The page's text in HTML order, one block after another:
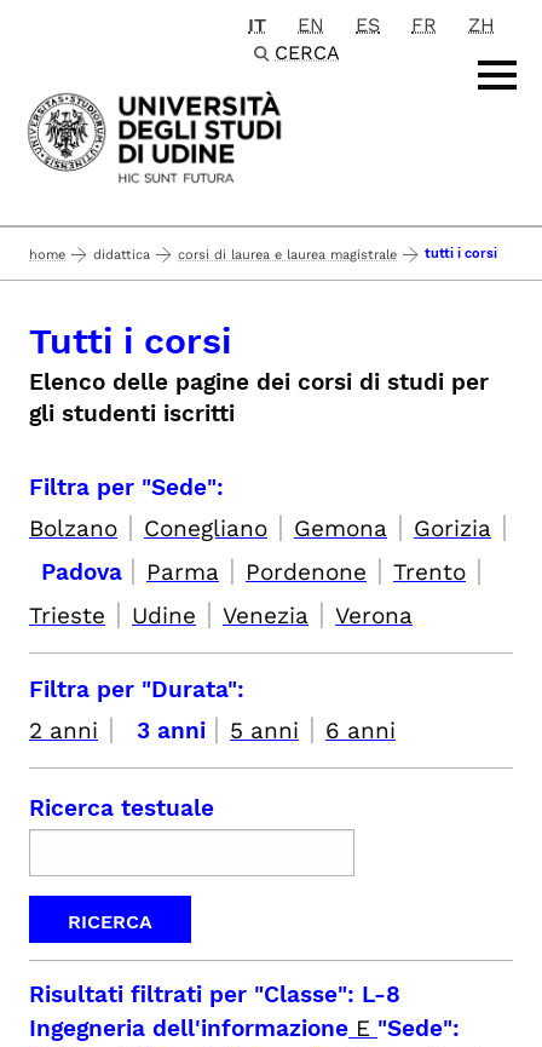
Passa al contenuto principale
IT EN ES FR
ZH
CERCA
home didattica corsi di laurea e laurea magistrale tutti i corsi
Tutti i corsi
Elenco delle pagine dei corsi di studi per
gli studenti iscritti
Filtra per "Sede":
Bolzano | Conegliano | Gemona | Gorizia |
Padova | Parma | Pordenone | Trento |
Trieste | Udine | Venezia | Verona
Filtra per "Durata":
2 anni | 3 anni | 5 anni | 6 anni
Ricerca testuale
Risultati filtrati per "Classe": L-8
Ingegneria dell'informazione E "Sede":